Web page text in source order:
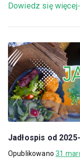
Dowiedz się więcej
Jadłospis od
Opublikowano31